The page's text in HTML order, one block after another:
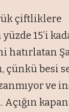
çiftliklere
15’i
çünkü besi
ve
Açığın